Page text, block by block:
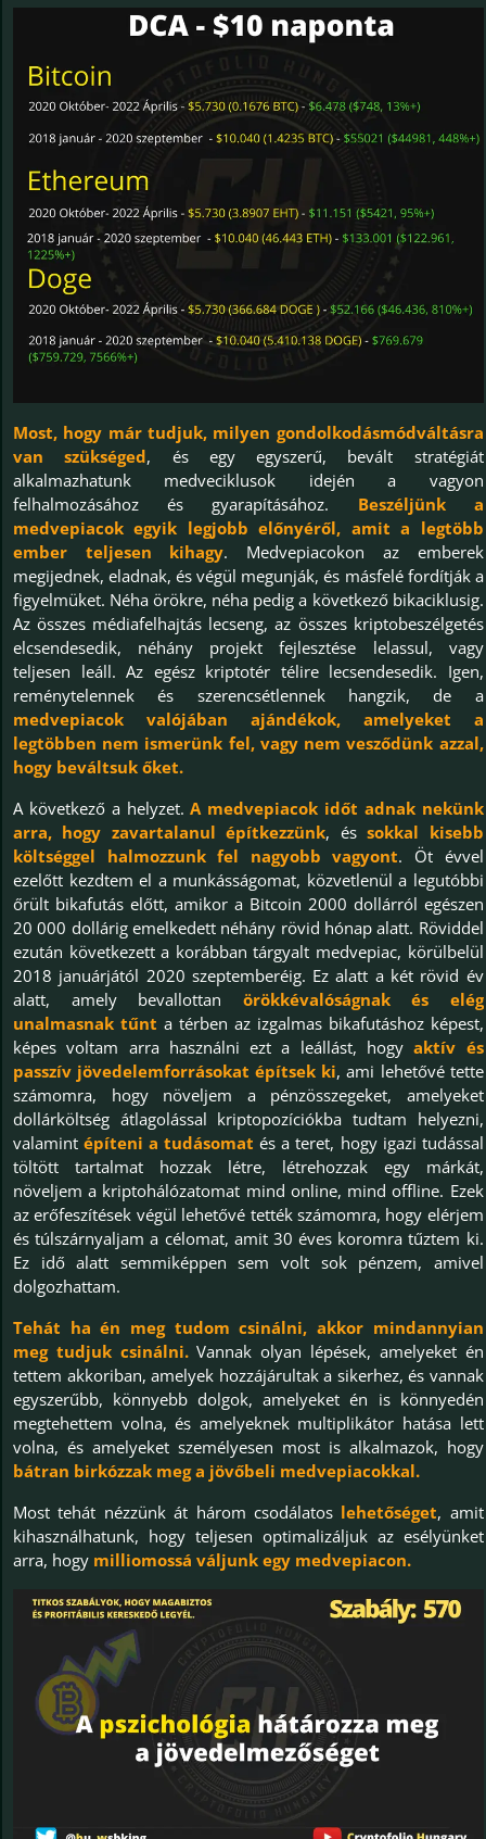
Most, hogy már tudjuk, milyen gondolkodásmódváltásra
van szükséged, és egy egyszerű, bevált stratégiát
alkalmazhatunk medveciklusok idején a vagyon
felhalmozásához és gyarapításához. Beszéljünk a
medvepiacok egyik legjobb előnyéről, amit a legtöbb
ember teljesen kihagy. Medvepiacokon az emberek
megijednek, eladnak, és végül megunják, és másfelé fordítják a
figyelmüket. Néha örökre, néha pedig a következő bikaciklusig.
Az összes médiafelhajtás lecseng, az összes kriptobeszélgetés
elcsendesedik, néhány projekt fejlesztése lelassul, vagy
teljesen leáll. Az egész kriptotér télire lecsendesedik. Igen,
reménytelennek és szerencsétlennek hangzik, de a
medvepiacok valójában ajándékok, amelyeket a
legtöbben nem ismerünk fel, vagy nem vesződünk azzal,
hogy beváltsuk őket.
A következő a helyzet.A medvepiacok időt adnak nekünk
arra, hogy zavartalanul építkezzünk, éssokkal kisebb
költséggel halmozzunk fel nagyobb vagyont. Öt évvel
ezelőtt kezdtem el a munkásságomat, közvetlenül a legutóbbi
őrült bikafutás előtt, amikor a Bitcoin 2000 dollárról egészen
20 000 dollárig emelkedett néhány rövid hónap alatt. Röviddel
ezután következett a korábban tárgyalt medvepiac, körülbelül
2018 januárjától 2020 szeptemberéig. Ez alatt a két rövid év
alatt, amely bevallottan örökkévalóságnak és elég
unalmasnak tűnt a térben az izgalmas bikafutáshoz képest,
képes voltam arra használni ezt a leállást, hogyaktív és
passzív jövedelemforrásokat építsek ki, ami lehetővé tette
számomra, hogy növeljem a pénzösszegeket, amelyeket
dollárköltség átlagolással kriptopozíciókba tudtam helyezni,
valamintépíteni a tudásomat és a teret, hogy igazi tudással
töltött tartalmat hozzak létre, létrehozzak egy márkát,
növeljem a kriptohálózatomat mind online, mind offline. Ezek
az erőfeszítések végül lehetővé tették számomra, hogy elérjem
és túlszárnyaljam a célomat, amit 30 éves koromra tűztem ki.
Ez idő alatt semmiképpen sem volt sok pénzem, amivel
dolgozhattam.
Tehát ha én meg tudom csinálni, akkor mindannyian
meg tudjuk csinálni.Vannak olyan lépések, amelyeket én
tettem akkoriban, amelyek hozzájárultak a sikerhez, és vannak
egyszerűbb, könnyebb dolgok, amelyeket én is könnyedén
megtehettem volna, és amelyeknek multiplikátor hatása lett
volna, és amelyeket személyesen most is alkalmazok, hogy
bátran birkózzak meg a jövőbeli medvepiacokkal.
Most tehát nézzünk át három csodálatos lehetőséget, amit
kihasználhatunk, hogy teljesen optimalizáljuk az esélyünket
arra, hogy milliomossá váljunk egy medvepiacon.